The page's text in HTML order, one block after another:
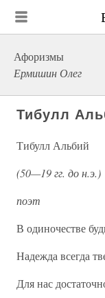
Афоризмы
Ермишин Олег
Тибулл
Тибулл Альбий
(50—19 гг. до н.э.)
поэт
В одиночестве
Надежда всегда
Для нас